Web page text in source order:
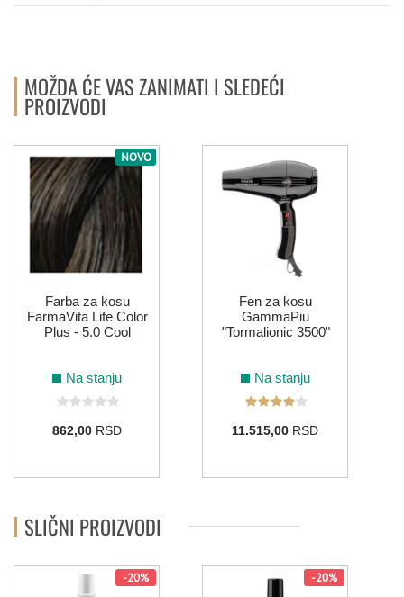
MOŽDA ĆE VAS ZANIMATI I SLEDEĆI
PROIZVODI
NOVO
Farba za kosu
FarmaVita Life Color
Plus - 5.0 Cool
Na stanju
862,00RSD
Fen za kosu
GammaPiu
"Tormalionic 3500"
Na stanju
11.515,00 RSD
SLIČNI PROIZVODI
-20% -20%